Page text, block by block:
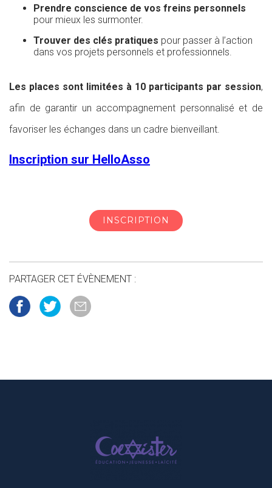
Prendre conscience de vos freins personnels
pour mieux les surmonter.
Trouver des clés pratiques pour passer à l’action
dans vos projets personnels et professionnels.
Les places sont limitées à 10 participants par session,
afin de garantir un accompagnement personnalisé et de
favoriser les échanges dans un cadre bienveillant.
Inscription sur HelloAsso
INSCRIPTION
PARTAGER CET ÉVÈNEMENT :